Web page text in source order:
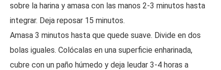
sobre la harina y amasa con las manos 2-3 minutos hasta
integrar. Deja reposar 15 minutos.
Amasa 3 minutos hasta que quede suave. Divide en dos
bolas iguales. Colócalas en una superficie enharinada,
cubre con un paño húmedo y deja leudar 3-4 horas a